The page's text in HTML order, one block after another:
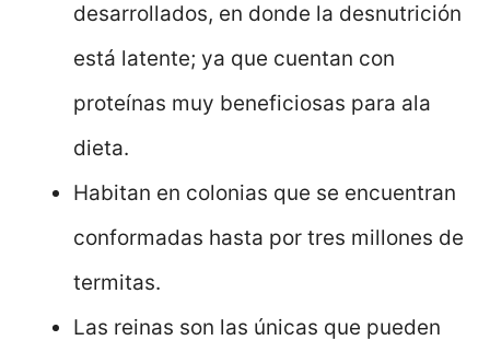
desarrollados, en donde la desnutrición
está latente; ya que cuentan con
proteínas muy beneficiosas para ala
dieta.
Habitan en colonias que se encuentran
conformadas hasta por tres millones de
termitas.
Las reinas son las únicas que pueden